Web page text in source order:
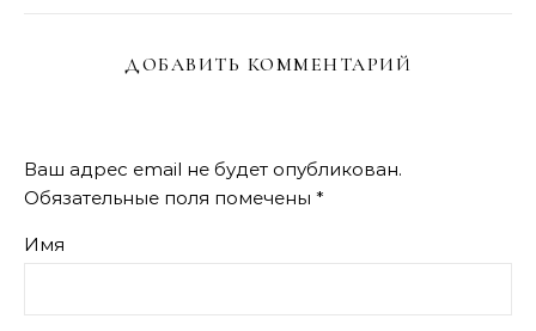
ДОБАВИТЬ КОММЕНТАРИЙ
Ваш адрес email не будет опубликован.
Обязательные поля помечены *
Имя